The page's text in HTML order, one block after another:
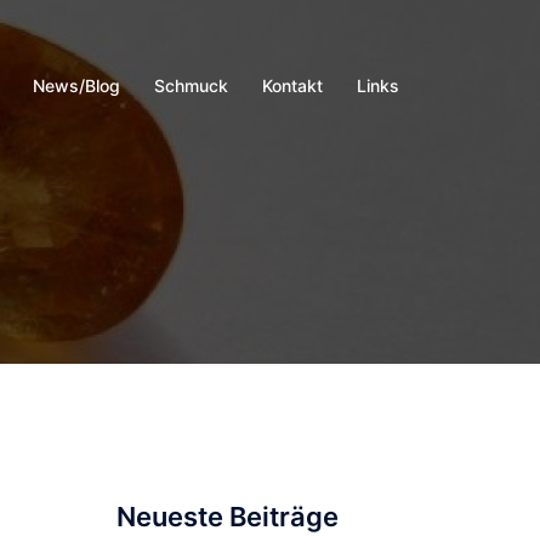
News/Blog Schmuck Kontakt Links
Neueste Beiträge